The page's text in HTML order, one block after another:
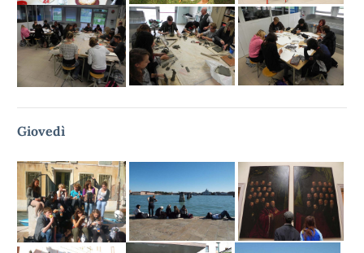
Giovedì